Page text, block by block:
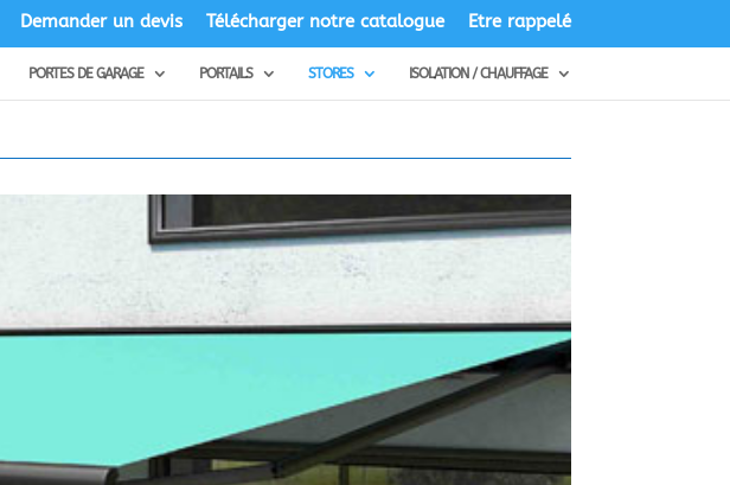
Demander un devis Télécharger notre catalogue Etre rappelé
PORTES DE GARAGE PORTAILS STORES ISOLATION / CHAUFFAGE